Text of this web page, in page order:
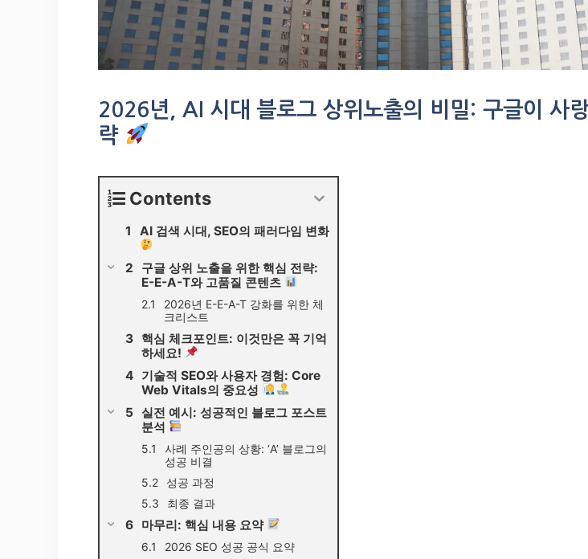
2026년, AI 시대 블로그 상위노출의 비밀: 구글이 사
략
Contents
AI 검색 시대, SEO의 패러다임 변화
구글 상위 노출을 위한 핵심 전략:
E-E-A-T와 고품질 콘텐츠
2026년 E-E-A-T 강화를 위한 체
크리스트
핵심 체크포인트: 이것만은 꼭 기억
하세요!
기술적 SEO와 사용자 경험: Core
Web Vitals의 중요성
실전 예시: 성공적인 블로그 포스트
분석
사례 주인공의 상황: ‘A’ 블로그의
성공 비결
성공 과정
최종 결과
마무리: 핵심 내용 요약
2026 SEO 성공 공식 요약